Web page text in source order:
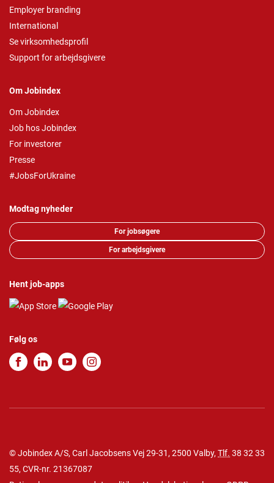
Employer branding
International
Se virksomhedsprofil
Support for arbejdsgivere
Om Jobindex
Om Jobindex
Job hos Jobindex
For investorer
Presse
#JobsForUkraine
Modtag nyheder
For jobsøgere
For arbejdsgivere
Hent job-apps
Følg os
© Jobindex A/S, Carl Jacobsens Vej 29-31, 2500 Valby, Tlf. 38 32 33
55, CVR-nr. 21367087